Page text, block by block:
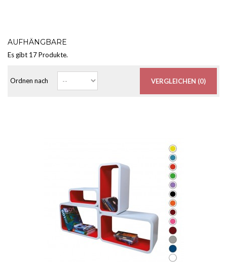
AUFHÄNGBARE
Es gibt 17 Produkte.
Ordnen nach VERGLEICHEN (0)